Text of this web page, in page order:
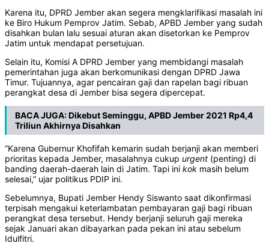
Karena itu, DPRD Jember akan segera mengklarifikasi masalah ini
ke Biro Hukum Pemprov Jatim. Sebab, APBD Jember yang sudah
disahkan bulan lalu sesuai aturan akan disetorkan ke Pemprov
Jatim untuk mendapat persetujuan.
Selain itu, Komisi A DPRD Jember yang membidangi masalah
pemerintahan juga akan berkomunikasi dengan DPRD Jawa
Timur. Tujuannya, agar pencairan gaji dan rapelan bagi ribuan
perangkat desa di Jember bisa segera dipercepat.
BACA JUGA:Dikebut Seminggu, APBD Jember 2021 Rp4,4
Triliun Akhirnya Disahkan
“Karena Gubernur Khofifah kemarin sudah berjanji akan memberi
prioritas kepada Jember, masalahnya cukup urgent (penting) di
banding daerah-daerah lain di Jatim. Tapi ini kok masih belum
selesai,” ujar politikus PDIP ini.
Sebelumnya, Bupati Jember Hendy Siswanto saat dikonfirmasi
terpisah mengakui keterlambatan pembayaran gaji bagi ribuan
perangkat desa tersebut. Hendy berjanji seluruh gaji mereka
sejak Januari akan dibayarkan pada pekan ini atau sebelum
Idulfitri.